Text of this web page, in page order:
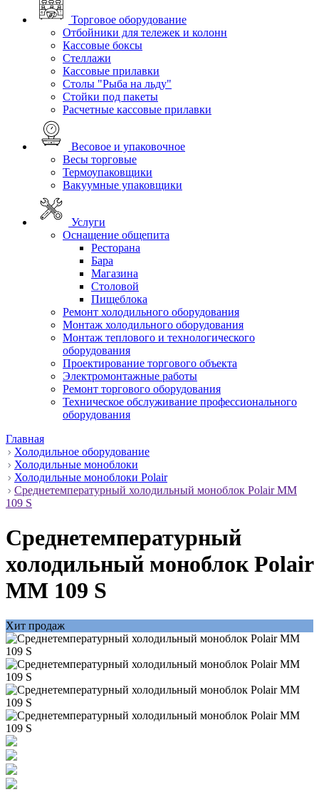
Торговое оборудование
Отбойники для тележек и колонн
Кассовые боксы
Стеллажи
Кассовые прилавки
Столы "Рыба на льду"
Стойки под пакеты
Расчетные кассовые прилавки
Весовое и упаковочное
Весы торговые
Термоупаковщики
Вакуумные упаковщики
Услуги
Оснащение общепита
Ресторана
Бара
Магазина
Столовой
Пищеблока
Ремонт холодильного оборудования
Монтаж холодильного оборудования
Монтаж теплового и технологического
оборудования
Проектирование торгового объекта
Электромонтажные работы
Ремонт торгового оборудования
Техническое обслуживание профессионального
оборудования
Главная
Холодильное оборудование
Холодильные моноблоки
Холодильные моноблоки Polair
Среднетемпературный холодильный моноблок Polair MM
109 S
Среднетемпературный
холодильный моноблок Polair
MM 109 S
Хит продаж